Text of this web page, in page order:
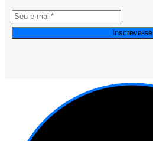
Inscreva-se